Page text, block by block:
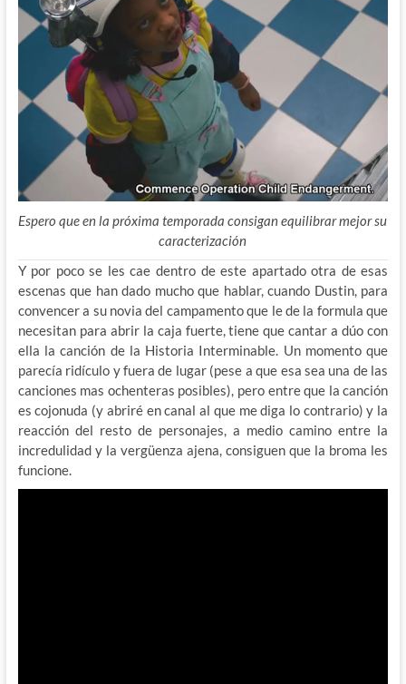
Espero que en la próxima temporada consigan equilibrar mejor su
caracterización
Y por poco se les cae dentro de este apartado otra de esas
escenas que han dado mucho que hablar, cuando Dustin, para
convencer a su novia del campamento que le de la formula que
necesitan para abrir la caja fuerte, tiene que cantar a dúo con
ella la canción de la Historia Interminable. Un momento que
parecía ridículo y fuera de lugar (pese a que esa sea una de las
canciones mas ochenteras posibles), pero entre que la canción
es cojonuda (y abriré en canal al que me diga lo contrario) y la
reacción del resto de personajes, a medio camino entre la
incredulidad y la vergüenza ajena, consiguen que la broma les
funcione.